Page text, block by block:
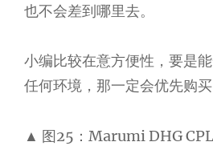
也不会差到哪里去。
小编比较在意方便性，要是
任何环境，那一定会优先购买
▲ 图25：Marumi DHG CPL